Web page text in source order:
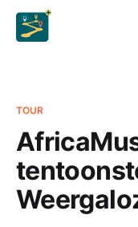
TOUR